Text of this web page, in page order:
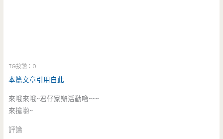
TG按讚：0
本篇文章引用自此
來哦來哦~君仔家辦活動嚕~~~
來搶喲~
評論